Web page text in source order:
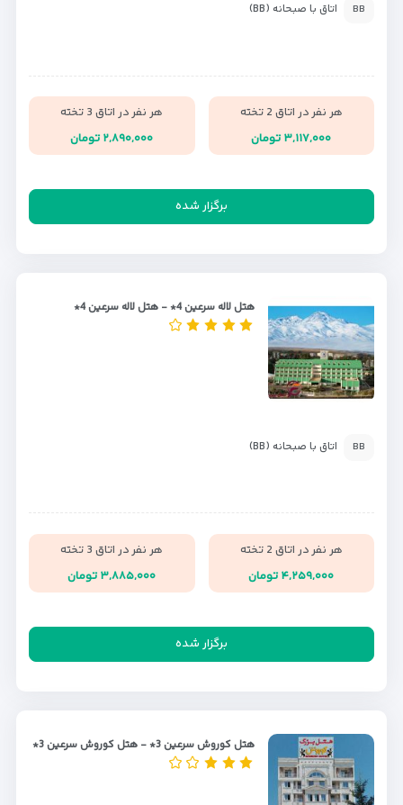
BB اتاق با صبحانه (BB)
هر نفر در اتاق 2 تخته
۳,۱۱۷,۰۰۰ تومان
هر نفر در اتاق 3 تخته
۲,۸۹۰,۰۰۰ تومان
برگزار شده
هتل لاله سرعین 4* - هتل لاله سرعین 4*
BB اتاق با صبحانه (BB)
هر نفر در اتاق 2 تخته
۴,۲۵۹,۰۰۰ تومان
هر نفر در اتاق 3 تخته
۳,۸۸۵,۰۰۰ تومان
برگزار شده
هتل کوروش سرعین 3* - هتل کوروش سرعین 3*